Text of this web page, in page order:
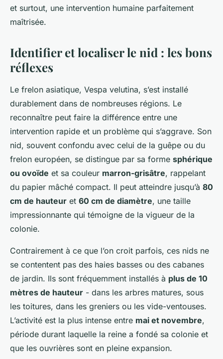
et surtout, une intervention humaine parfaitement
maîtrisée.
Identifier et localiser le nid : les bons
réflexes
Le frelon asiatique, Vespa velutina, s’est installé
durablement dans de nombreuses régions. Le
reconnaître peut faire la différence entre une
intervention rapide et un problème qui s’aggrave. Son
nid, souvent confondu avec celui de la guêpe ou du
frelon européen, se distingue par sa forme sphérique
ou ovoïde et sa couleur marron-grisâtre, rappelant
du papier mâché compact. Il peut atteindre jusqu’à 80
cm de hauteur et 60 cm de diamètre, une taille
impressionnante qui témoigne de la vigueur de la
colonie.
Contrairement à ce que l’on croit parfois, ces nids ne
se contentent pas des haies basses ou des cabanes
de jardin. Ils sont fréquemment installés à plus de 10
mètres de hauteur - dans les arbres matures, sous
les toitures, dans les greniers ou les vide-ventouses.
L’activité est la plus intense entre mai et novembre,
période durant laquelle la reine a fondé sa colonie et
que les ouvrières sont en pleine expansion.